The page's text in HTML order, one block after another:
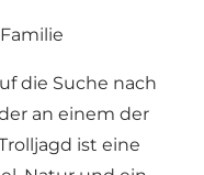
die Suche nach
an einem der
ist eine